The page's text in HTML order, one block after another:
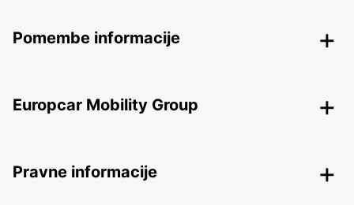
Pomembe informacije
Europcar Mobility Group
Pravne informacije